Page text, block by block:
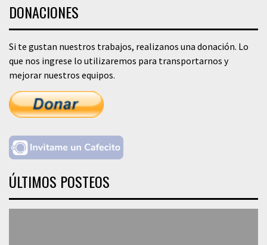
DONACIONES
Si te gustan nuestros trabajos, realizanos una donación. Lo
que nos ingrese lo utilizaremos para transportarnos y
mejorar nuestros equipos.
ÚLTIMOS POSTEOS